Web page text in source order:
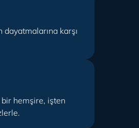
dayatmalarına karşı
bir hemşire, işten